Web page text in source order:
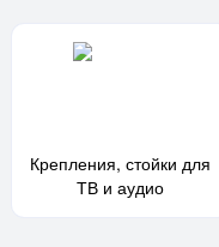
Крепления, стойки для
ТВ и аудио